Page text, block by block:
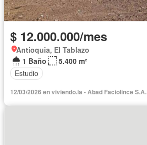
$ 12.000.000/mes
Antioquia, El Tablazo
1 Baño
5.400 m²
Estudio
12/03/2026 en viviendo.la - Abad Faciolince S.A.